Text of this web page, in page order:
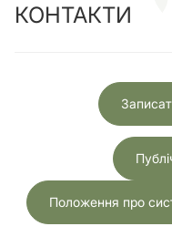
КОНТАКТИ
Положення про